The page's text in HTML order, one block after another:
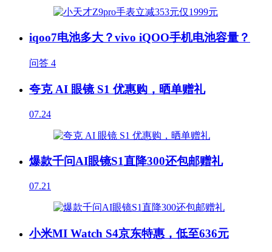
iqoo7电池多大？vivo iQOO手机电池容量？
问答 4
夸克 AI 眼镜 S1 优惠购，晒单赠礼
07.24
爆款千问AI眼镜S1直降300还包邮赠礼
07.21
小米MI Watch S4京东特惠，低至636元